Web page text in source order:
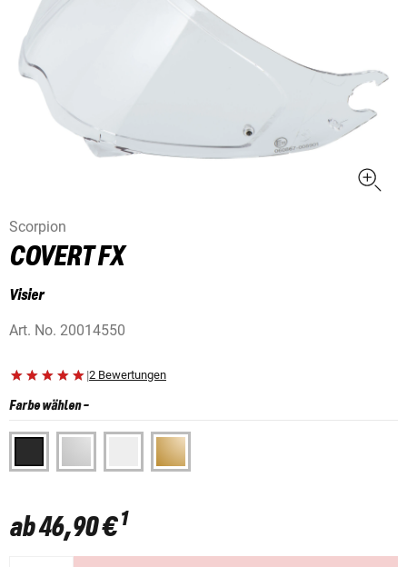
Scorpion
COVERT FX
Visier
Art. No. 20014550
|2 Bewertungen
Farbe wählen-
ab46,90 €1